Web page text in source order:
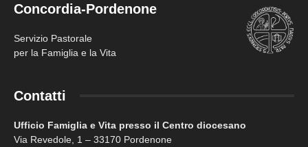
Concordia-Pordenone
Servizio Pastorale
per la Famiglia e la Vita
Contatti
Ufficio Famiglia e Vita presso il Centro diocesano
Via Revedole, 1 – 33170 Pordenone